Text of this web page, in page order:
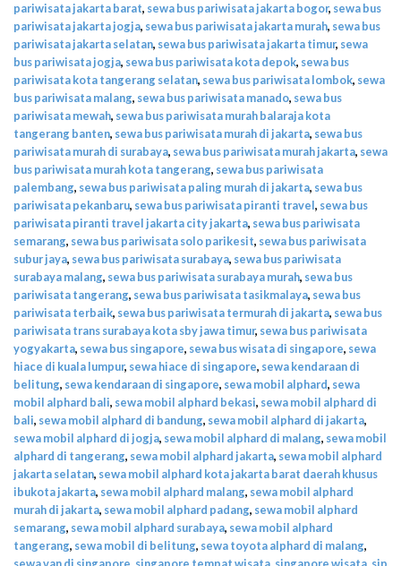
pariwisata jakarta barat, sewa bus pariwisata jakarta bogor, sewa bus
pariwisata jakarta jogja, sewa bus pariwisata jakarta murah, sewa bus
pariwisata jakarta selatan, sewa bus pariwisata jakarta timur, sewa
bus pariwisata jogja, sewa bus pariwisata kota depok, sewa bus
pariwisata kota tangerang selatan, sewa bus pariwisata lombok, sewa
bus pariwisata malang, sewa bus pariwisata manado, sewa bus
pariwisata mewah, sewa bus pariwisata murah balaraja kota
tangerang banten, sewa bus pariwisata murah di jakarta, sewa bus
pariwisata murah di surabaya, sewa bus pariwisata murah jakarta, sewa
bus pariwisata murah kota tangerang, sewa bus pariwisata
palembang, sewa bus pariwisata paling murah di jakarta, sewa bus
pariwisata pekanbaru, sewa bus pariwisata piranti travel, sewa bus
pariwisata piranti travel jakarta city jakarta, sewa bus pariwisata
semarang, sewa bus pariwisata solo parikesit, sewa bus pariwisata
subur jaya, sewa bus pariwisata surabaya, sewa bus pariwisata
surabaya malang, sewa bus pariwisata surabaya murah, sewa bus
pariwisata tangerang, sewa bus pariwisata tasikmalaya, sewa bus
pariwisata terbaik, sewa bus pariwisata termurah di jakarta, sewa bus
pariwisata trans surabaya kota sby jawa timur, sewa bus pariwisata
yogyakarta, sewa bus singapore, sewa bus wisata di singapore, sewa
hiace di kuala lumpur, sewa hiace di singapore, sewa kendaraan di
belitung, sewa kendaraan di singapore, sewa mobil alphard, sewa
mobil alphard bali, sewa mobil alphard bekasi, sewa mobil alphard di
bali, sewa mobil alphard di bandung, sewa mobil alphard di jakarta,
sewa mobil alphard di jogja, sewa mobil alphard di malang, sewa mobil
alphard di tangerang, sewa mobil alphard jakarta, sewa mobil alphard
jakarta selatan, sewa mobil alphard kota jakarta barat daerah khusus
ibukota jakarta, sewa mobil alphard malang, sewa mobil alphard
murah di jakarta, sewa mobil alphard padang, sewa mobil alphard
semarang, sewa mobil alphard surabaya, sewa mobil alphard
tangerang, sewa mobil di belitung, sewa toyota alphard di malang,